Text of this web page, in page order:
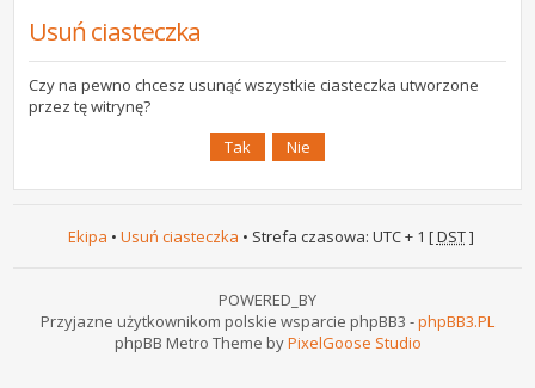
Usuń ciasteczka
Czy na pewno chcesz usunąć wszystkie ciasteczka utworzone
przez tę witrynę?
Ekipa • Usuń ciasteczka • Strefa czasowa: UTC + 1 [DST]
POWERED_BY
Przyjazne użytkownikom polskie wsparcie phpBB3 -phpBB3.PL
phpBB Metro Theme byPixelGoose Studio